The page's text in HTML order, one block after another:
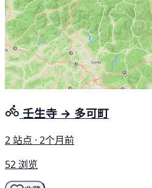
壬生寺 → 多可町
2 站点 · 2个月前
52 浏览